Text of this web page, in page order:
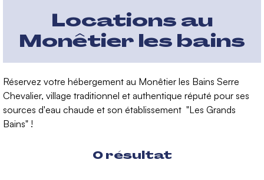
Locations au
Monêtier les bains
Réservez votre hébergement au Monêtier les Bains Serre
Chevalier, village traditionnel et authentique réputé pour ses
sources d'eau chaude et son établissement "Les Grands
Bains" !
0résultat